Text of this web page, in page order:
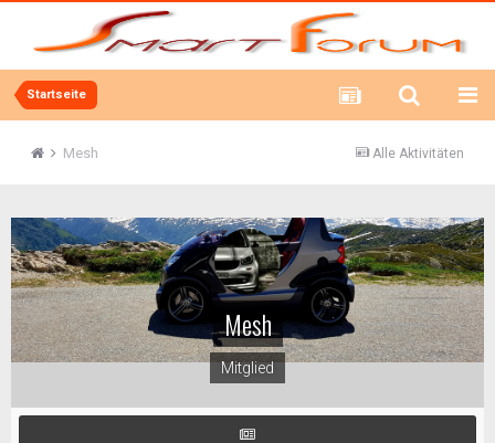
Startseite
Alle Aktivitäten
Mesh
Mesh
Mitglied